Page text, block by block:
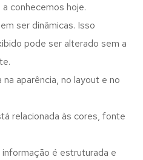
conhecemos hoje.
ser dinâmicas. Isso
pode ser alterado sem a
aparência, no layout e no
relacionada às cores, fonte
é estruturada e